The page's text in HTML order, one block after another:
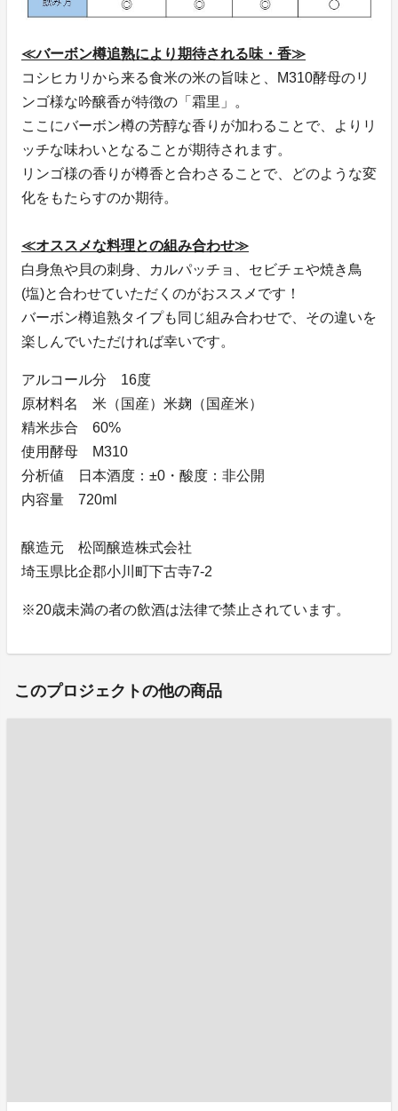
≪バーボン樽追熟により期待される味・香≫
コシヒカリから来る食米の米の旨味と、M310酵母のリ
ンゴ様な吟醸香が特徴の「霜里」。
ここにバーボン樽の芳醇な香りが加わることで、よりリ
ッチな味わいとなることが期待されます。
リンゴ様の香りが樽香と合わさることで、どのような変
化をもたらすのか期待。
≪オススメな料理との組み合わせ≫
白身魚や貝の刺身、カルパッチョ、セビチェや焼き鳥
(塩)と合わせていただくのがおススメです！
バーボン樽追熟タイプも同じ組み合わせで、その違いを
楽しんでいただければ幸いです。
アルコール分 16度
原材料名 米（国産）米麹（国産米）
精米歩合 60%
使用酵母 M310
分析値 日本酒度：±0・酸度：非公開
内容量 720ml
醸造元 松岡醸造株式会社
埼玉県比企郡小川町下古寺7-2
※20歳未満の者の飲酒は法律で禁止されています。
このプロジェクトの他の商品